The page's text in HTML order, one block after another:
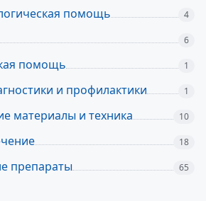
помощь 4
6
помощь 1
и профилактики 1
материалы и техника 10
18
препараты 65